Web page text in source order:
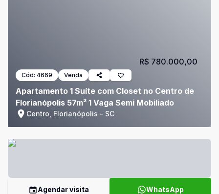
Cód: 4669 Venda
Apartamento 1 Suíte com Closet no Centro de
Florianópolis 57m² 1 Vaga Semi Mobiliado
Centro, Florianópolis - SC
R$ 780.000,00
Agendar visita WhatsApp